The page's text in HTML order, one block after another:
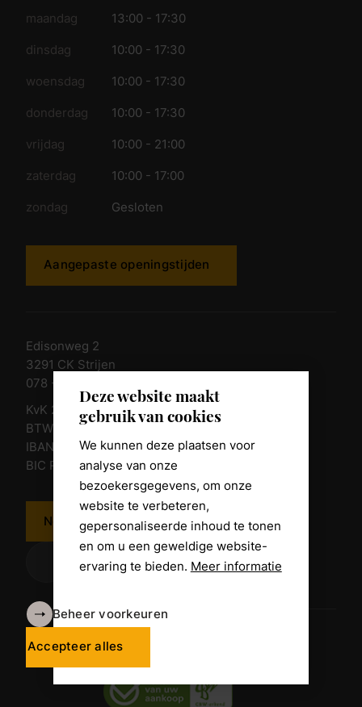
Deze website maakt
gebruik van cookies
We kunnen deze plaatsen voor
analyse van onze
bezoekersgegevens, om onze
website te verbeteren,
gepersonaliseerde inhoud te tonen
en om u een geweldige website-
ervaring te bieden. Meer informatie
Beheer voorkeuren
Accepteer alles
maandag 13:00 - 17:30
dinsdag 10:00 - 17:30
woensdag 10:00 - 17:30
donderdag 10:00 - 17:30
vrijdag 10:00 - 21:00
zaterdag 10:00 - 17:00
zondag Gesloten
Aangepaste openingstijden
Edisonweg 2
3291 CK Strijen
078 - 674 84 85
KvK 23011135
BTW nr. NL 805098938.B.01
IBAN NL10 RABO 0361 8039 58
BIC RABONL2U
Neem contact op
Algemene voorwaarden